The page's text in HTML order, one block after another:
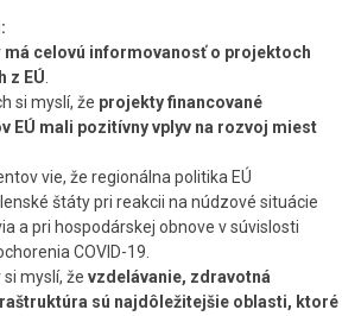
má celovú informovanosť o projektoch
z EÚ.
si myslí, že projekty financované
EÚ mali pozitívny vplyv na rozvoj miest
vie, že regionálna politika EÚ
štáty pri reakcii na núdzové situácie
a pri hospodárskej obnove v súvislosti
COVID-19.
myslí, že vzdelávanie, zdravotná
sú najdôležitejšie oblasti, ktoré